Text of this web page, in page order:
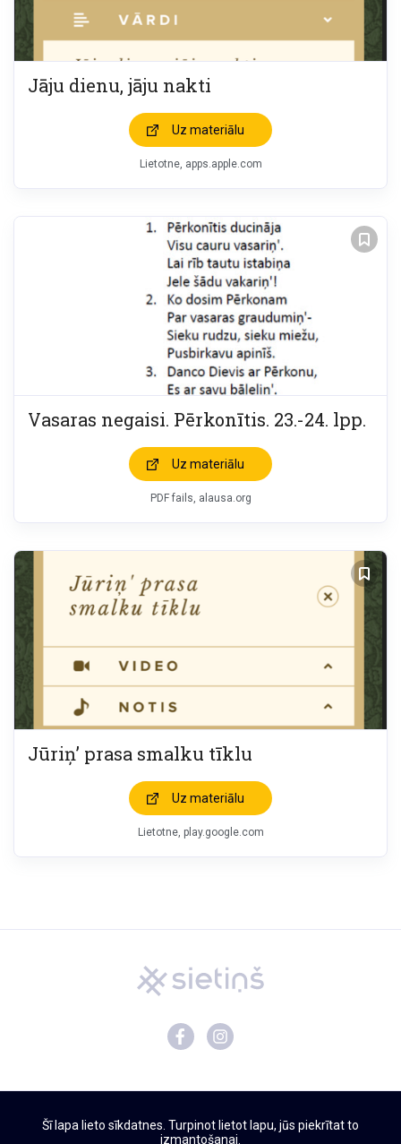
Jāju dienu, jāju nakti
Uz materiālu
Lietotne, apps.apple.com
Vasaras negaisi. Pērkonītis. 23.-24. lpp.
Uz materiālu
PDF fails, alausa.org
Jūriņ’ prasa smalku tīklu
Uz materiālu
Lietotne, play.google.com
Šī lapa lieto sīkdatnes. Turpinot lietot lapu, jūs piekrītat to
izmantošanai.
Par Sietiņu